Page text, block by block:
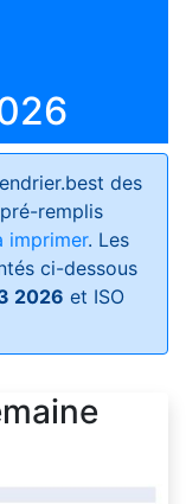
des
pré-remplis
imprimer. Les
ci-dessous
2026 et ISO